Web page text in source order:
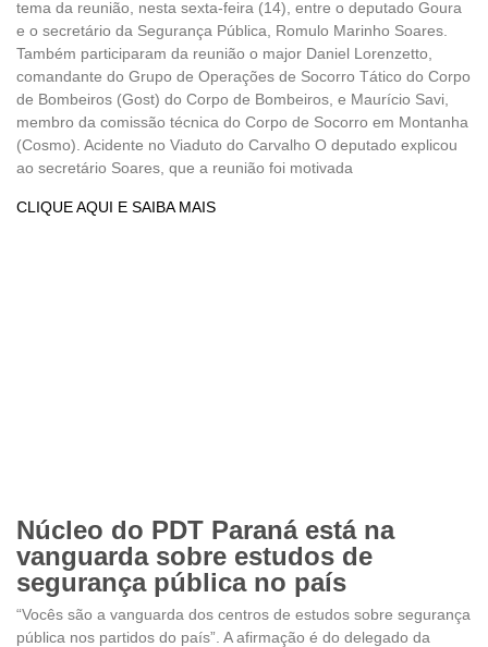
tema da reunião, nesta sexta-feira (14), entre o deputado Goura
e o secretário da Segurança Pública, Romulo Marinho Soares.
Também participaram da reunião o major Daniel Lorenzetto,
comandante do Grupo de Operações de Socorro Tático do Corpo
de Bombeiros (Gost) do Corpo de Bombeiros, e Maurício Savi,
membro da comissão técnica do Corpo de Socorro em Montanha
(Cosmo). Acidente no Viaduto do Carvalho O deputado explicou
ao secretário Soares, que a reunião foi motivada
CLIQUE AQUI E SAIBA MAIS
Núcleo do PDT Paraná está na
vanguarda sobre estudos de
segurança pública no país
“Vocês são a vanguarda dos centros de estudos sobre segurança
pública nos partidos do país”. A afirmação é do delegado da